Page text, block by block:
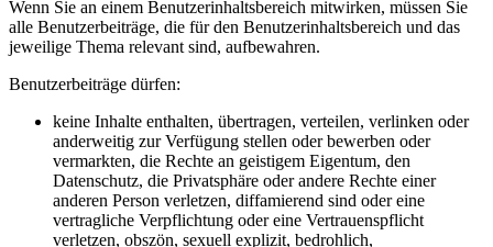
Wenn Sie an einem Benutzerinhaltsbereich mitwirken, müssen Sie
alle Benutzerbeiträge, die für den Benutzerinhaltsbereich und das
jeweilige Thema relevant sind, aufbewahren.
Benutzerbeiträge dürfen:
keine Inhalte enthalten, übertragen, verteilen, verlinken oder
anderweitig zur Verfügung stellen oder bewerben oder
vermarkten, die Rechte an geistigem Eigentum, den
Datenschutz, die Privatsphäre oder andere Rechte einer
anderen Person verletzen, diffamierend sind oder eine
vertragliche Verpflichtung oder eine Vertrauenspflicht
verletzen, obszön, sexuell explizit, bedrohlich,